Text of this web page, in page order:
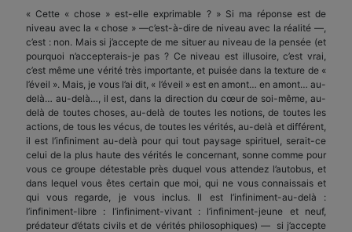
« Cette « chose » est-elle exprimable ? » Si ma réponse est de
niveau avec la « chose » —c’est-à-dire de niveau avec la réalité —,
c’est : non. Mais si j’accepte de me situer au niveau de la pensée (et
pourquoi n’accepterais-je pas ? Ce niveau est illusoire, c’est vrai,
c’est même une vérité très importante, et puisée dans la texture de «
l’éveil ». Mais, je vous l’ai dit, « l’éveil » est en amont… en amont… au-
delà… au-delà…, il est, dans la direction du cœur de soi-même, au-
delà de toutes choses, au-delà de toutes les notions, de toutes les
actions, de tous les vécus, de toutes les vérités, au-delà et différent,
il est l’infiniment au-delà pour qui tout paysage spirituel, serait-ce
celui de la plus haute des vérités le concernant, sonne comme pour
vous ce groupe détestable près duquel vous attendez l’autobus, et
dans lequel vous êtes certain que moi, qui ne vous connaissais et
qui vous regarde, je vous inclus. Il est l’infiniment-au-delà :
l’infiniment-libre : l’infiniment-vivant : l’infiniment-jeune et neuf,
prédateur d’états civils et de vérités philosophiques) — si j’accepte